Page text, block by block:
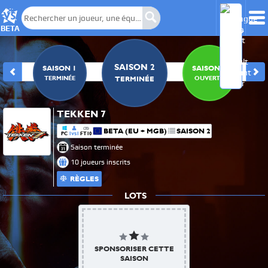
BETA
IDENTIFIANTS
AKO
Steam :
https://steamcommunity.com/id/akananas
TKT LETHO
Le joueur n'a pas ajouté
d'identifiant de jeu
SAISON 1
TERMINÉE
SAISON 2
TERMINÉE
SAISON 3
OUVERTE
TEKKEN 7
PC 1VS1 FT10 BETA (EU + MGB)
SAISON 2
Saison terminée
10 joueurs inscrits
RÈGLES
LOTS
SPONSORISER CETTE
SAISON